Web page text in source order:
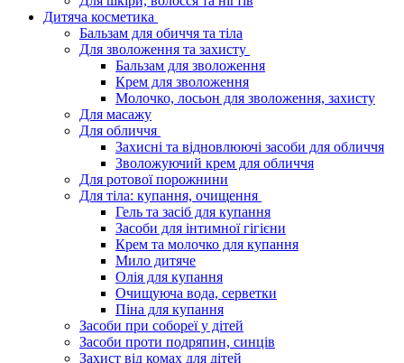
Дитяча косметика
Бальзам для обиччя та тіла
Для зволоження та захисту
Бальзам для зволоження
Крем для зволоження
Молочко, лосьон для зволоження, захисту
Для масажу
Для обличчя
Захисні та відновлюючі засоби для обличчя
Зволожуючий крем для обличчя
Для ротової порожнини
Для тіла: купання, очищення
Гель та засіб для купання
Засоби для інтимної гігієни
Крем та молочко для купання
Мило дитяче
Олія для купання
Очищуюча вода, серветки
Піна для купання
Засоби при собореї у дітей
Засоби проти подряпин, синців
Захист від комах для дітей